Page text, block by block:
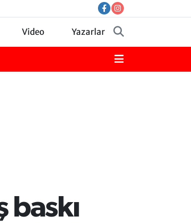
Video Yazarlar
baskı